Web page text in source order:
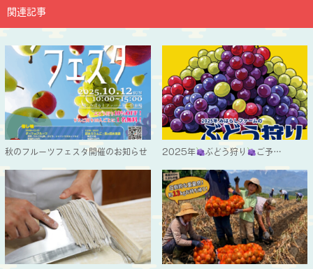
関連記事
秋のフルーツフェスタ開催のお知らせ 2025年 ぶどう狩り ご予…